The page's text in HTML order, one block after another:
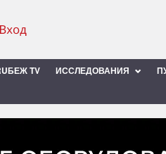
TV ИССЛЕДОВАНИЯ